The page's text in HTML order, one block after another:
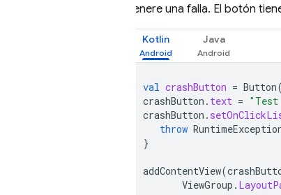
genere una falla. El botón
Kotlin Java
val crashButton = Button(
crashButton . text = "Test
crashButton .
throw
}
addContentView(
ViewGroup .